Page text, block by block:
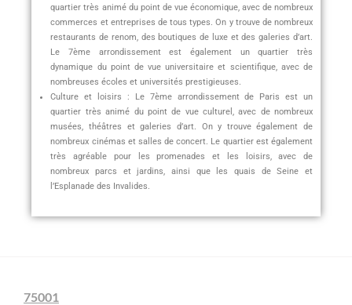
quartier très animé du point de vue économique, avec de nombreux
commerces et entreprises de tous types. On y trouve de nombreux
restaurants de renom, des boutiques de luxe et des galeries d’art.
Le 7ème arrondissement est également un quartier très
dynamique du point de vue universitaire et scientifique, avec de
nombreuses écoles et universités prestigieuses.
Culture et loisirs : Le 7ème arrondissement de Paris est un
quartier très animé du point de vue culturel, avec de nombreux
musées, théâtres et galeries d’art. On y trouve également de
nombreux cinémas et salles de concert. Le quartier est également
très agréable pour les promenades et les loisirs, avec de
nombreux parcs et jardins, ainsi que les quais de Seine et
l’Esplanade des Invalides.
75001